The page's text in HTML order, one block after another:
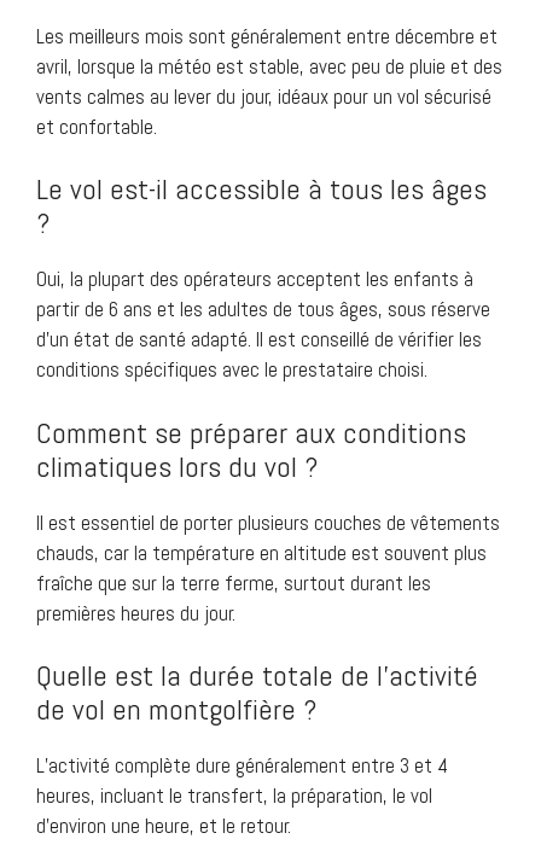
Les meilleurs mois sont généralement entre décembre et
avril, lorsque la météo est stable, avec peu de pluie et des
vents calmes au lever du jour, idéaux pour un vol sécurisé
et confortable.
Le vol est-il accessible à tous les âges
?
Oui, la plupart des opérateurs acceptent les enfants à
partir de 6 ans et les adultes de tous âges, sous réserve
d’un état de santé adapté. Il est conseillé de vérifier les
conditions spécifiques avec le prestataire choisi.
Comment se préparer aux conditions
climatiques lors du vol ?
Il est essentiel de porter plusieurs couches de vêtements
chauds, car la température en altitude est souvent plus
fraîche que sur la terre ferme, surtout durant les
premières heures du jour.
Quelle est la durée totale de l’activité
de vol en montgolfière ?
L’activité complète dure généralement entre 3 et 4
heures, incluant le transfert, la préparation, le vol
d’environ une heure, et le retour.